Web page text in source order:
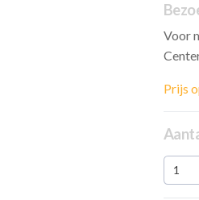
Voor
Prijs
1